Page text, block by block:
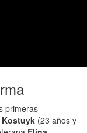
primeras
Kostuyk (23 años y